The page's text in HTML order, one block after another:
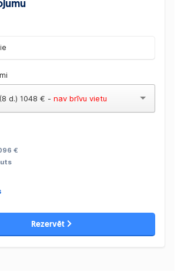
d.) 1048 € - nav brīvu vietu
€
Rezervēt